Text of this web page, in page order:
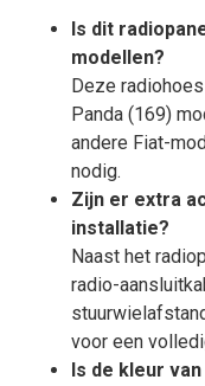
Is dit
modellen?
Deze
Panda (169)
andere Fiat-
nodig.
Zijn er extra
installatie?
Naast het
radio-
voor een
Is de kleur